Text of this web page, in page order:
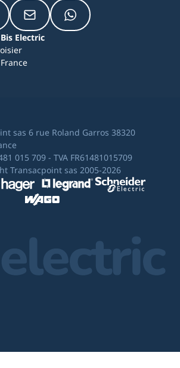
Electric
sas 6 rue Roland Garros 38320
015 709 - TVA FR61481015709
Transacpoint sas 2005-2026